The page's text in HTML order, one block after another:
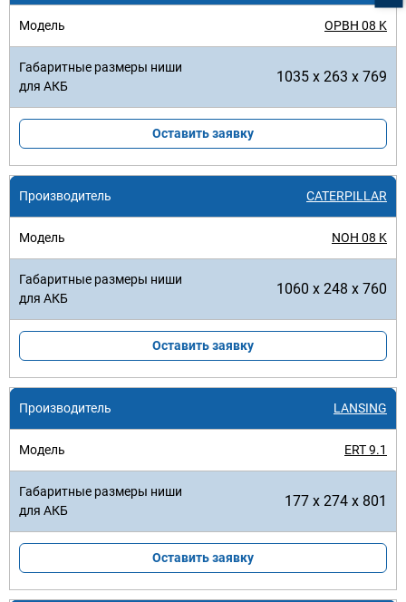
OPBH 08 K
1035 x 263 x 769
Оставить заявку
CATERPILLAR
NOH 08 K
1060 x 248 x 760
Оставить заявку
LANSING
ERT 9.1
177 x 274 x 801
Оставить заявку